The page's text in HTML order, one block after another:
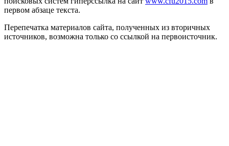
первом абзаце текста.
Перепечатка материалов сайта, полученных из вторичных
источников, возможна только со ссылкой на первоисточник.